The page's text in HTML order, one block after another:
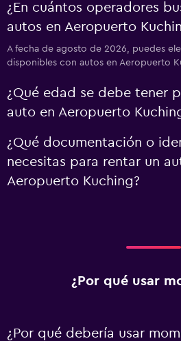
¿En cuántos operadores
autos en Aeropuerto
A fecha de agosto de 2026, puedes
disponibles con autos en Aeropuerto
¿Qué edad se debe tener
auto en Aeropuerto
¿Qué documentación o
necesitas para rentar un
Aeropuerto Kuching?
¿Por qué usar
¿Por qué debería usar